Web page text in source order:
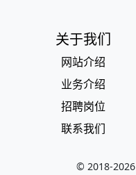
关于我们
网站介绍
业务介绍
招聘岗位
联系我们
© 2018-2026